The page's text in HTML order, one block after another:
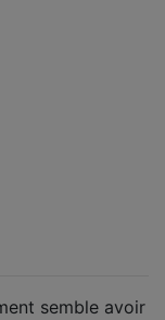
semble avoir